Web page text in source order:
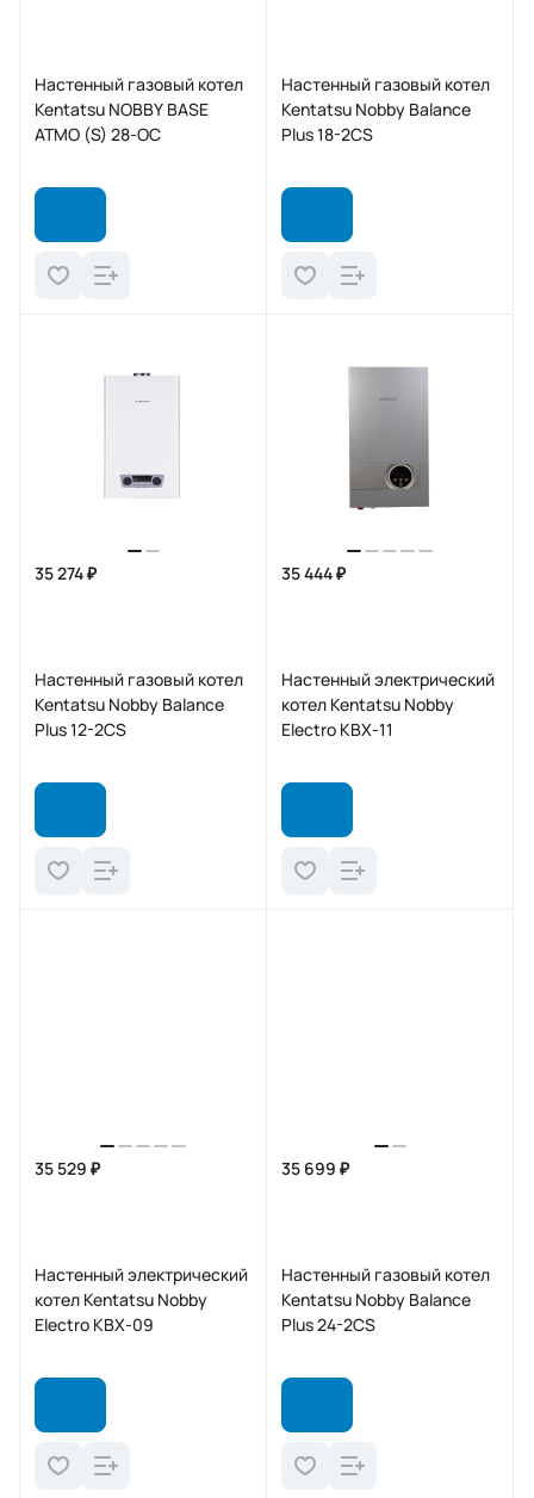
Настенный газовый котел
Kentatsu NOBBY BASE
ATMO (S) 28-OC
Настенный газовый котел
Kentatsu Nobby Balance
Plus 18-2CS
35 274 ₽
Настенный газовый котел
Kentatsu Nobby Balance
Plus 12-2CS
35 444 ₽
Настенный электрический
котел Kentatsu Nobby
Electro KBX-11
35 529 ₽
Настенный электрический
котел Kentatsu Nobby
Electro KBX-09
35 699 ₽
Настенный газовый котел
Kentatsu Nobby Balance
Plus 24-2CS